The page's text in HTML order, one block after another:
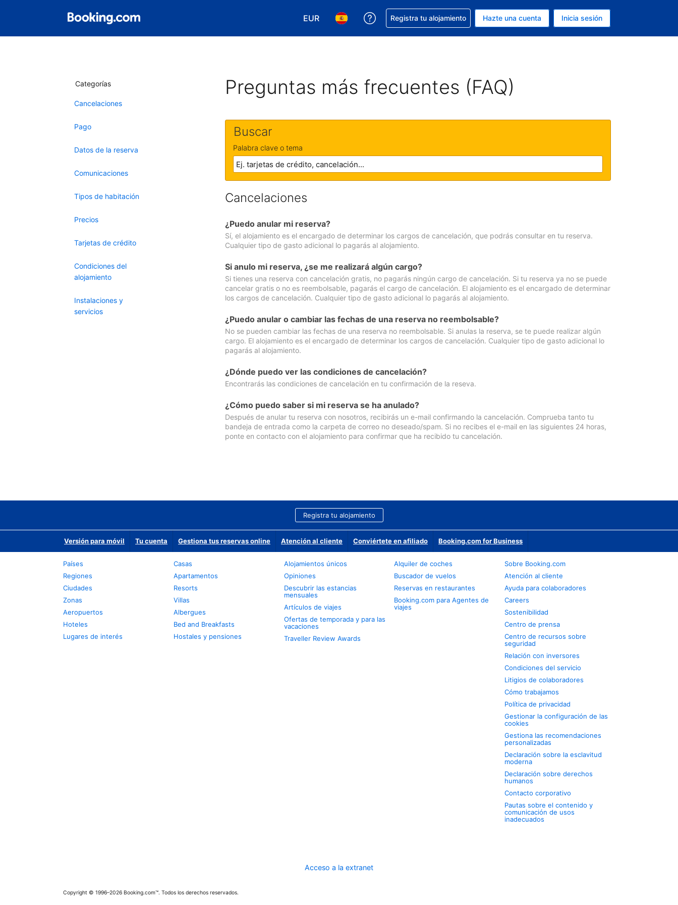
EUR
Elegir tu moneda. Tu moneda actual es EUR
Elegir el idioma que prefieres. Tu idioma actual es Español
Obtener ayuda con la reserva
Registra tu alojamiento Hazte una cuenta Inicia sesión
Categorías
Cancelaciones
Pago
Datos de la reserva
Comunicaciones
Tipos de habitación
Precios
Tarjetas de crédito
Condiciones del
alojamiento
Instalaciones y
servicios
Preguntas más frecuentes (FAQ)
Buscar
Palabra clave o tema
Cancelaciones
¿Puedo anular mi reserva?
Sí, el alojamiento es el encargado de determinar los cargos de cancelación, que podrás consultar en tu reserva.
Cualquier tipo de gasto adicional lo pagarás al alojamiento.
Si anulo mi reserva, ¿se me realizará algún cargo?
Si tienes una reserva con cancelación gratis, no pagarás ningún cargo de cancelación. Si tu reserva ya no se puede
cancelar gratis o no es reembolsable, pagarás el cargo de cancelación. El alojamiento es el encargado de determinar
los cargos de cancelación. Cualquier tipo de gasto adicional lo pagarás al alojamiento.
¿Puedo anular o cambiar las fechas de una reserva no reembolsable?
No se pueden cambiar las fechas de una reserva no reembolsable. Si anulas la reserva, se te puede realizar algún
cargo. El alojamiento es el encargado de determinar los cargos de cancelación. Cualquier tipo de gasto adicional lo
pagarás al alojamiento.
¿Dónde puedo ver las condiciones de cancelación?
Encontrarás las condiciones de cancelación en tu confirmación de la reseva.
¿Cómo puedo saber si mi reserva se ha anulado?
Después de anular tu reserva con nosotros, recibirás un e-mail confirmando la cancelación. Comprueba tanto tu
bandeja de entrada como la carpeta de correo no deseado/spam. Si no recibes el e-mail en las siguientes 24 horas,
ponte en contacto con el alojamiento para confirmar que ha recibido tu cancelación.
Registra tu alojamiento
Versión para móvil Tu cuenta Gestiona tus reservas online Atención al cliente Conviértete en afiliado Booking.com for Business
Países
Regiones
Ciudades
Zonas
Aeropuertos
Hoteles
Lugares de interés
Casas
Apartamentos
Resorts
Villas
Albergues
Bed and Breakfasts
Hostales y pensiones
Alojamientos únicos
Opiniones
Descubrir las estancias
mensuales
Artículos de viajes
Ofertas de temporada y para las
vacaciones
Traveller Review Awards
Alquiler de coches
Buscador de vuelos
Reservas en restaurantes
Booking.com para Agentes de
viajes
Sobre Booking.com
Atención al cliente
Ayuda para colaboradores
Careers
Sostenibilidad
Centro de prensa
Centro de recursos sobre
seguridad
Relación con inversores
Condiciones del servicio
Litigios de colaboradores
Cómo trabajamos
Política de privacidad
Gestionar la configuración de las
cookies
Gestiona las recomendaciones
personalizadas
Declaración sobre la esclavitud
moderna
Declaración sobre derechos
humanos
Contacto corporativo
Pautas sobre el contenido y
comunicación de usos
inadecuados
Acceso a la extranet
Copyright © 1996–2026 Booking.com™. Todos los derechos reservados.